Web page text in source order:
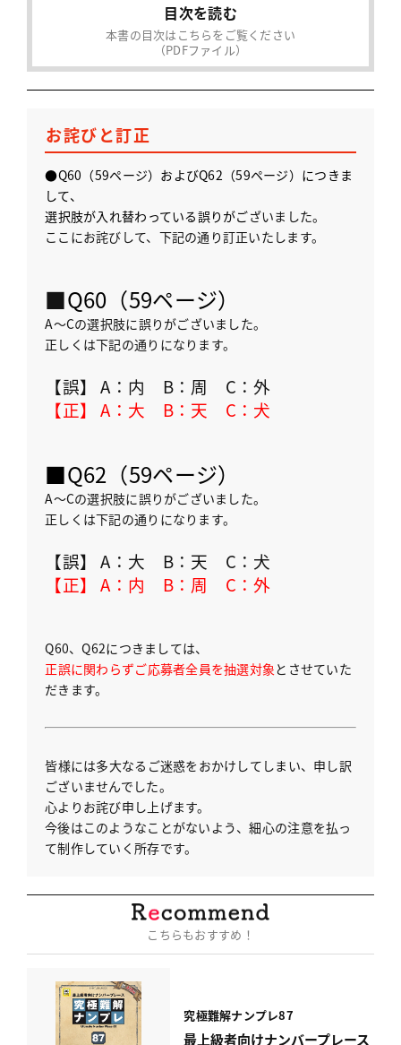
目次を読む
本書の目次はこちらをご覧ください
（PDFファイル）
お詫びと訂正
●Q60 （59ページ）およびQ62 （59ページ）につきま
して、
選択肢が入れ替わっている誤り がございました。
ここにお詫びして、下記の通り訂正いたします。
■Q60 （59ページ）
A〜Cの選択肢に誤りがございました。
正しくは下記の通りになります。
【誤】 A：内 B：周 C：外
【正】A：大 B：天 C：犬
■Q62 （59ページ）
A〜Cの選択肢に誤りがございました。
正しくは下記の通りになります。
【誤】 A：大 B：天 C：犬
【正】A：内 B：周 C：外
Q60、Q62につきましては、
正誤に関わらずご応募者全員を抽選対象 とさせていた
だきます。
皆様には多大なるご迷惑をおかけしてしまい、申し訳
ございませんでした。
心よりお詫び申し上げます。
今後はこのようなことがないよう、細心の注意を払っ
て制作していく所存です。
こちらもおすすめ！
究極難解ナンプレ87
最上級者向けナンバープレース